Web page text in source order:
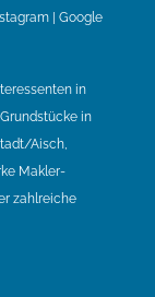
| Google
in
in
Aisch,
Makler-
zahlreiche